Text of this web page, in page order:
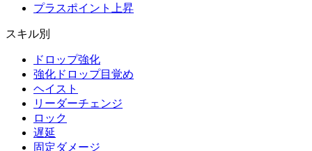
プラスポイント上昇
スキル別
ドロップ強化
強化ドロップ目覚め
ヘイスト
リーダーチェンジ
ロック
遅延
固定ダメージ